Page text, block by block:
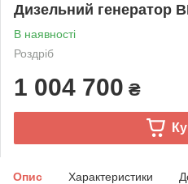
Дизельний генератор
В наявності
Роздріб
1 004 700 ₴
Опис Характеристики